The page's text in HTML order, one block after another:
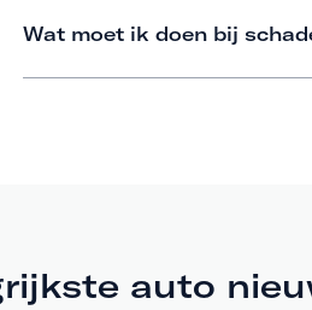
Wat moet ik doen bij
auto